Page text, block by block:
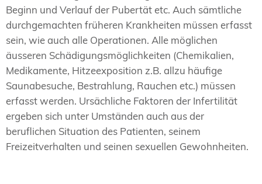
Beginn und Verlauf der Pubertät etc. Auch sämtliche
durchgemachten früheren Krankheiten müssen erfasst
sein, wie auch alle Operationen. Alle möglichen
äusseren Schädigungsmöglichkeiten (Chemikalien,
Medikamente, Hitzeexposition z.B. allzu häufige
Saunabesuche, Bestrahlung, Rauchen etc.) müssen
erfasst werden. Ursächliche Faktoren der Infertilität
ergeben sich unter Umständen auch aus der
beruflichen Situation des Patienten, seinem
Freizeitverhalten und seinen sexuellen Gewohnheiten.